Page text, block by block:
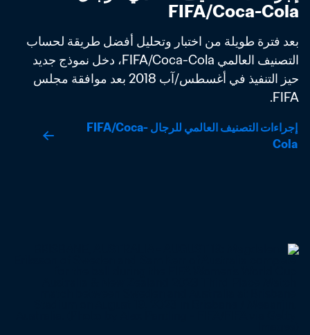
FIFA/Coca-Cola
FIFA.
إجراءات التصنيف العالمي للرجال FIFA/Coca-
Cola